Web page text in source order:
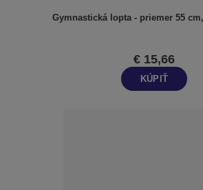
Gymnastická lopta - priemer 55
€ 15,66
KÚPIŤ